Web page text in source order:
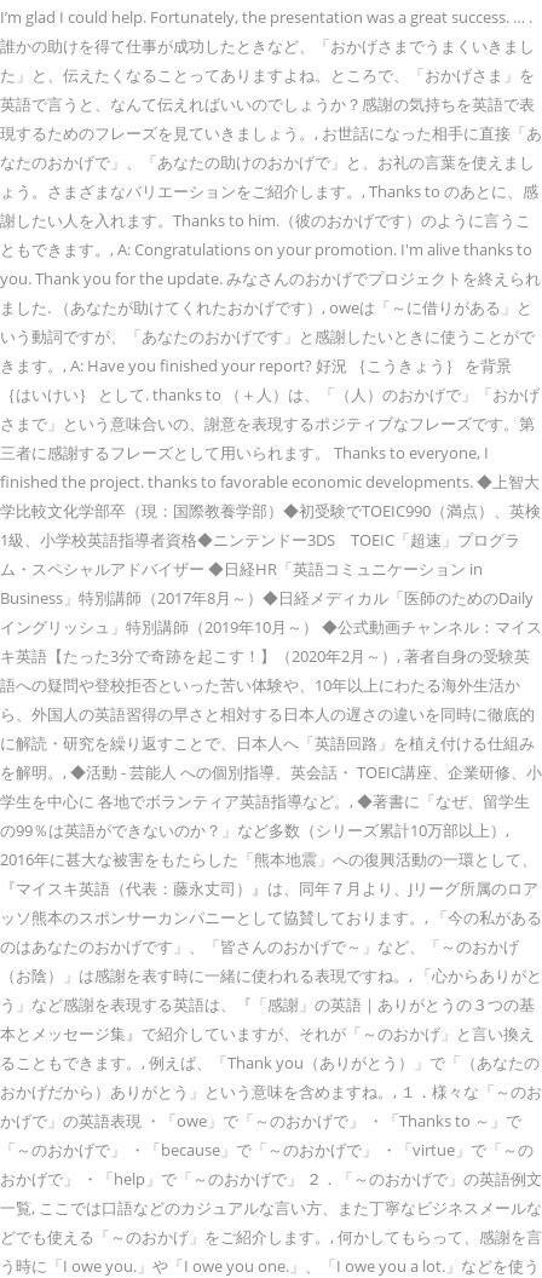
I’m glad I could help. Fortunately, the presentation was a great success. … .
誰かの助けを得て仕事が成功したときなど、「おかげさまでうまくいきまし
た」と、伝えたくなることってありますよね。ところで、「おかげさま」を
英語で言うと、なんて伝えればいいのでしょうか？感謝の気持ちを英語で表
現するためのフレーズを見ていきましょう。, お世話になった相手に直接「あ
なたのおかげで」、「あなたの助けのおかげで」と、お礼の言葉を使えまし
ょう。さまざまなバリエーションをご紹介します。, Thanks to のあとに、感
謝したい人を入れます。Thanks to him.（彼のおかげです）のように言うこ
ともできます。, A: Congratulations on your promotion. I'm alive thanks to
you. Thank you for the update. みなさんのおかげでプロジェクトを終えられ
ました. （あなたが助けてくれたおかげです）, oweは「～に借りがある」と
いう動詞ですが、「あなたのおかげです」と感謝したいときに使うことがで
きます。, A: Have you finished your report? 好況 ｛こうきょう｝ を背景
｛はいけい｝ として. thanks to （＋人）は、「（人）のおかげで」「おかげ
さまで」という意味合いの、謝意を表現するポジティブなフレーズです。第
三者に感謝するフレーズとして用いられます。 Thanks to everyone, I
finished the project. thanks to favorable economic developments. ◆上智大
学比較文化学部卒（現：国際教養学部）◆初受験でTOEIC990（満点）、英検
1級、小学校英語指導者資格◆ニンテンドー3DS TOEIC「超速」プログラ
ム・スペシャルアドバイザー ◆日経HR「英語コミュニケーション in
Business」特別講師（2017年8月～）◆日経メディカル「医師のためのDaily
イングリッシュ」特別講師（2019年10月～） ◆公式動画チャンネル：マイス
キ英語【たった3分で奇跡を起こす！】（2020年2月～）, 著者自身の受験英
語への疑問や登校拒否といった苦い体験や、10年以上にわたる海外生活か
ら、外国人の英語習得の早さと相対する日本人の遅さの違いを同時に徹底的
に解読・研究を繰り返すことで、日本人へ「英語回路」を植え付ける仕組み
を解明。, ◆活動 - 芸能人 への個別指導、英会話・ TOEIC講座、企業研修、小
学生を中心に 各地でボランティア英語指導など。, ◆著書に「なぜ、留学生
の99％は英語ができないのか？」など多数（シリーズ累計10万部以上）,
2016年に甚大な被害をもたらした「熊本地震」への復興活動の一環として、
『マイスキ英語（代表：藤永丈司）』は、同年７月より、Jリーグ所属のロア
ッソ熊本のスポンサーカンパニーとして協賛しております。, 「今の私がある
のはあなたのおかげです」、「皆さんのおかげで～」など、「～のおかげ
（お陰）」は感謝を表す時に一緒に使われる表現ですね。, 「心からありがと
う」など感謝を表現する英語は、『「感謝」の英語｜ありがとうの３つの基
本とメッセージ集』で紹介していますが、それが「～のおかげ」と言い換え
ることもできます。, 例えば、「Thank you（ありがとう）」で「（あなたの
おかげだから）ありがとう」という意味を含めますね。, １．様々な「～のお
かげで」の英語表現 ・「owe」で「～のおかげで」 ・「Thanks to ～」で
「～のおかげで」 ・「because」で「～のおかげで」 ・「virtue」で「～の
おかげで」 ・「help」で「～のおかげで」 ２．「～のおかげで」の英語例文
一覧, ここでは口語などのカジュアルな言い方、また丁寧なビジネスメールな
どでも使える「～のおかげ」をご紹介します。, 何かしてもらって、感謝を言
う時に「I owe you.」や「I owe you one.」、「I owe you a lot.」などを使う